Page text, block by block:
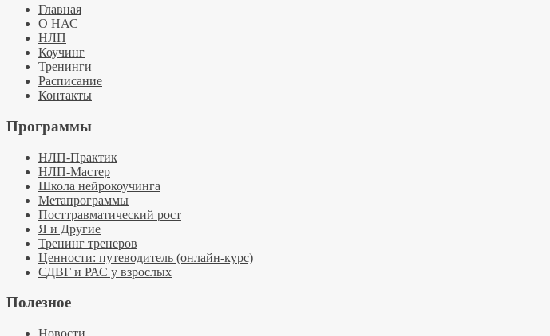
Главная
О НАС
НЛП
Коучинг
Тренинги
Расписание
Контакты
Программы
НЛП-Практик
НЛП-Мастер
Школа нейрокоучинга
Метапрограммы
Посттравматический рост
Я и Другие
Тренинг тренеров
Ценности: путеводитель (онлайн-курс)
СДВГ и РАС у взрослых
Полезное
Новости